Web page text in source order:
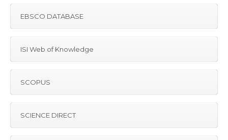
EBSCO DATABASE
ISI Web of Knowledge
SCOPUS
SCIENCE DIRECT